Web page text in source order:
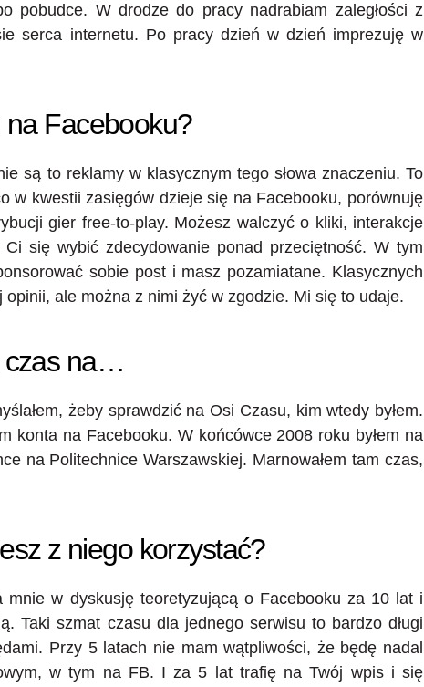
pobudce. W drodze do pracy nadrabiam zaległości z
serca internetu. Po pracy dzień w dzień imprezuję w
Facebooku?
są to reklamy w klasycznym tego słowa znaczeniu. To
w kwestii zasięgów dzieje się na Facebooku, porównuję
gier free-to-play. Możesz walczyć o kliki, interakcje
się wybić zdecydowanie ponad przeciętność. W tym
sobie post i masz pozamiatane. Klasycznych
ale można z nimi żyć w zgodzie. Mi się to udaje.
czas na…
żeby sprawdzić na Osi Czasu, kim wtedy byłem.
konta na Facebooku. W końcówce 2008 roku byłem na
na Politechnice Warszawskiej. Marnowałem tam czas,
z niego korzystać?
mnie w dyskusję teoretyzującą o Facebooku za 10 lat i
Taki szmat czasu dla jednego serwisu to bardzo długi
Przy 5 latach nie mam wątpliwości, że będę nadal
w tym na FB. I za 5 lat trafię na Twój wpis i się